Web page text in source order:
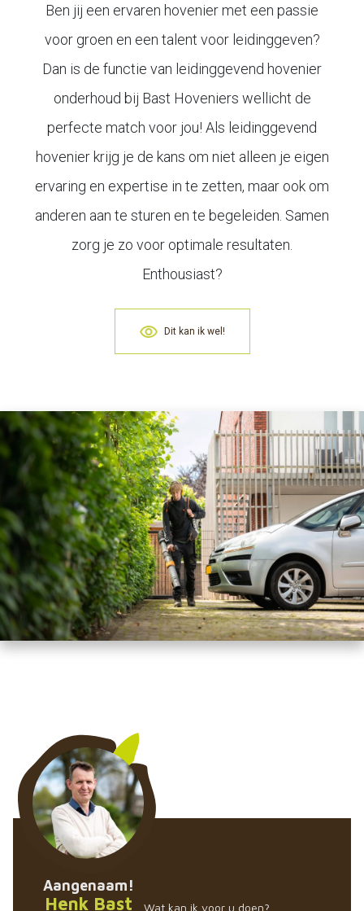
Ben jij een ervaren hovenier met een passie
voor groen en een talent voor leidinggeven?
Dan is de functie van leidinggevend hovenier
onderhoud bij Bast Hoveniers wellicht de
perfecte match voor jou! Als leidinggevend
hovenier krijg je de kans om niet alleen je eigen
ervaring en expertise in te zetten, maar ook om
anderen aan te sturen en te begeleiden. Samen
zorg je zo voor optimale resultaten.
Enthousiast?
Dit kan ik wel!
Aangenaam!
Henk Bast Wat kan ik voor u doen?